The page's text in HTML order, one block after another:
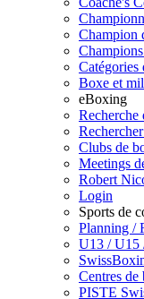
Champion
Catégories
Boxe et
eBoxing
Recherche
Clubs de
Meetings
Robert
Login
Sports de
Planning /
U13 / U15
Centres de
PISTE